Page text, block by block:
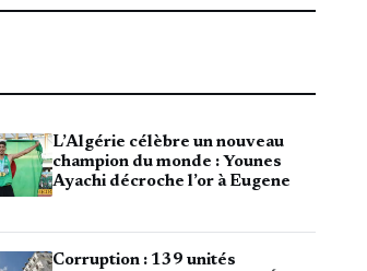
L’Algérie célèbre un nouveau
champion du monde : Younes
Ayachi décroche l’or à Eugene
Corruption : 139 unités